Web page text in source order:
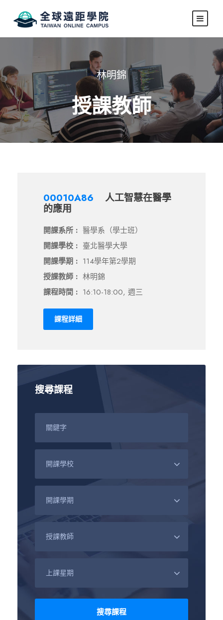
林明錦
授課教師
00010A86
人工智慧在醫學
的應用
開課系所 : 醫學系（學士班）
開課學校 : 臺北醫學大學
開課學期 : 114學年第2學期
授課教師 : 林明錦
課程時間 : 16:10-18:00, 週三
課程詳細
搜尋課程